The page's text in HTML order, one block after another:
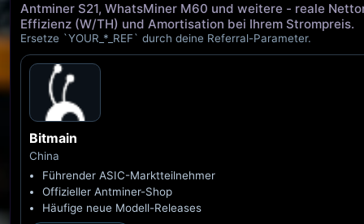
Antminer S21, WhatsMiner M60 und weitere - reale
Effizienz (W/TH) und Amortisation bei Ihrem Strompreis.
Ersetze `YOUR_*_REF` durch deine Referral-Parameter.
Bitmain
China
Führender ASIC-Marktteilnehmer
Offizieller Antminer-Shop
Häufige neue Modell-Releases